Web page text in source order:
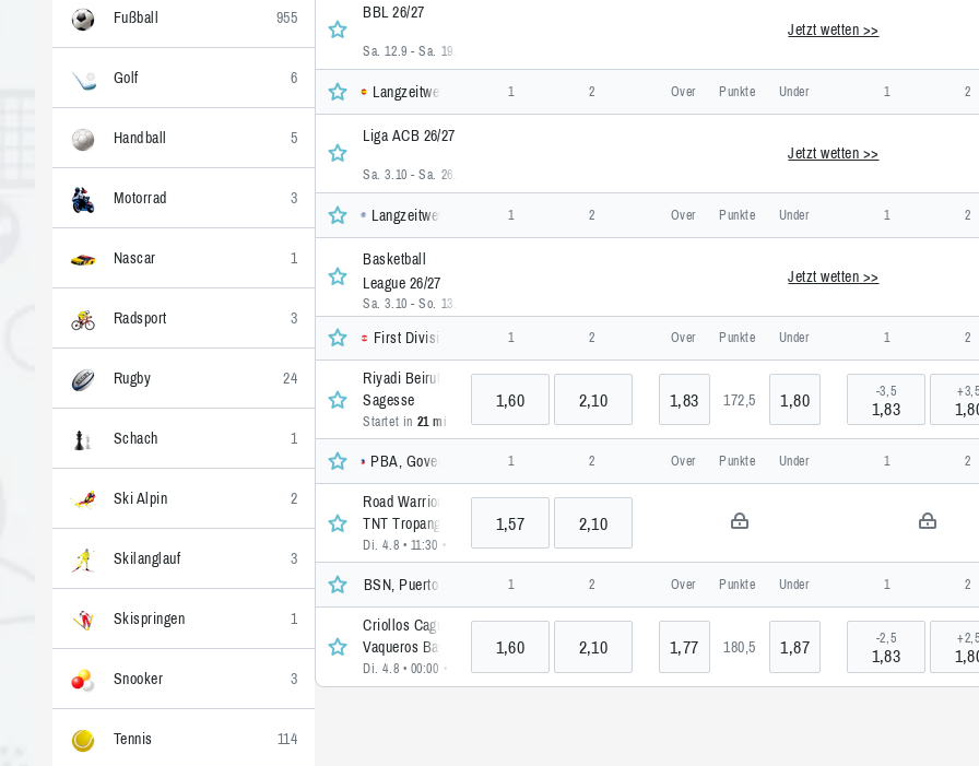
Fußball 955
Golf 6
Handball 5
Motorrad 3
Nascar 1
Radsport 3
Rugby 24
Schach 1
Ski Alpin 2
Skilanglauf 3
Skispringen 1
Snooker 3
Tennis 114
BBL 26/27
Sa. 12.9 - Sa. 19.6
Jetzt wetten >>
Langzeitwetten, Spanien
1 2 Over Punkte Under 1 2
Liga ACB 26/27
Sa. 3.10 - Sa. 26.6
Jetzt wetten >>
Langzeitwetten, Griechenland
1 2 Over Punkte Under 1 2
Basketball
League 26/27
Sa. 3.10 - So. 13.6
Jetzt wetten >>
First Division, Libanon1 2 Over Punkte Under 1 2
Riyadi Beirut
Sagesse
Startet in 21 min. • 9 >>
1,60 2,10 1,83 172,5 1,80 -3,5
1,83
PBA, Governors Cup, Philippinen
1 2 Over Punkte Under 1 2
Road Warriors
TNT Tropang
Di. 4.8 • 11:30 • 2 >>
1,57 2,10
BSN, Puerto Rico 1 2 Over Punkte Under 1 2
Criollos Caguas
Vaqueros Bayamon
Di. 4.8 • 00:00 • 9 >>
1,60 2,10 1,77 180,5 1,87 -2,5
1,83